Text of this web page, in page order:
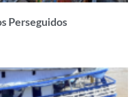
Perseguidos